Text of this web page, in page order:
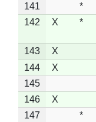
141 *
142
X *
143
X
144
X
145
146
X
147
*